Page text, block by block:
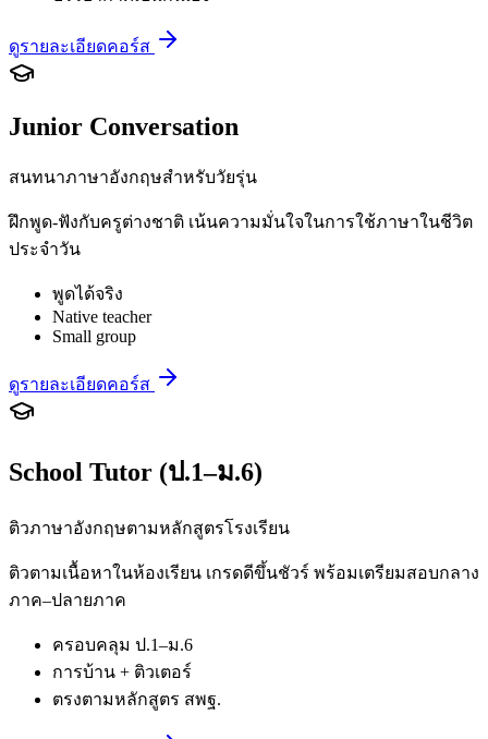
ดูรายละเอียดคอร์ส
Junior Conversation
สนทนาภาษาอังกฤษสำหรับวัยรุ่น
ฝึกพูด-ฟังกับครูต่างชาติ เน้นความมั่นใจในการใช้ภาษาในชีวิต
ประจำวัน
พูดได้จริง
Native teacher
Small group
ดูรายละเอียดคอร์ส
School Tutor (ป.1–ม.6)
ติวภาษาอังกฤษตามหลักสูตรโรงเรียน
ติวตามเนื้อหาในห้องเรียน เกรดดีขึ้นชัวร์ พร้อมเตรียมสอบกลาง
ภาค–ปลายภาค
ครอบคลุม ป.1–ม.6
การบ้าน + ติวเตอร์
ตรงตามหลักสูตร สพฐ.